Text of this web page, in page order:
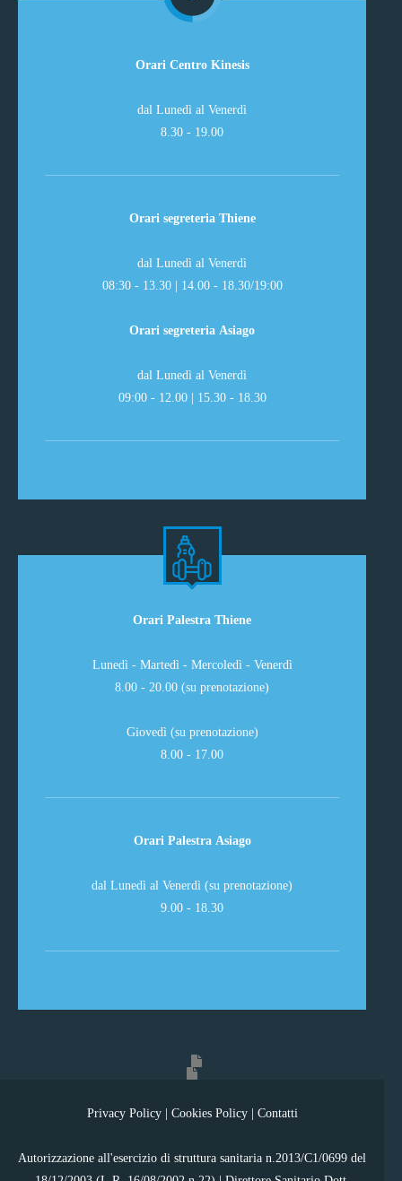
Orari Centro Kinesis
dal Lunedì al Venerdì
8.30 - 19.00
Orari segreteria Thiene
dal Lunedì al Venerdì
08:30 - 13.30 | 14.00 - 18.30/19:00
Orari segreteria Asiago
dal Lunedì al Venerdì
09:00 - 12.00 | 15.30 - 18.30
Orari Palestra Thiene
Lunedì - Martedì - Mercoledì - Venerdì
8.00 - 20.00 (su prenotazione)
Giovedì (su prenotazione)
8.00 - 17.00
Orari Palestra Asiago
dal Lunedì al Venerdì (su prenotazione)
9.00 - 18.30
Privacy Policy| Cookies Policy| Contatti
Autorizzazione all'esercizio di struttura sanitaria n.2013/C1/0699 del